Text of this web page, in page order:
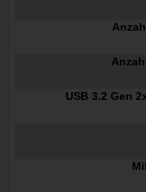
USB 3.2 Gen